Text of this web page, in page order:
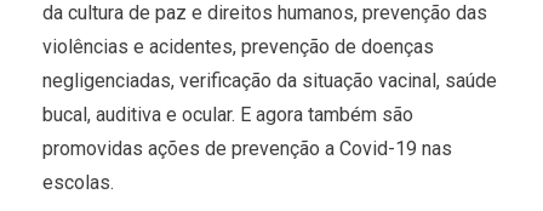
da cultura de paz e direitos humanos, prevenção das
violências e acidentes, prevenção de doenças
negligenciadas, verificação da situação vacinal, saúde
bucal, auditiva e ocular. E agora também são
promovidas ações de prevenção a Covid-19 nas
escolas.